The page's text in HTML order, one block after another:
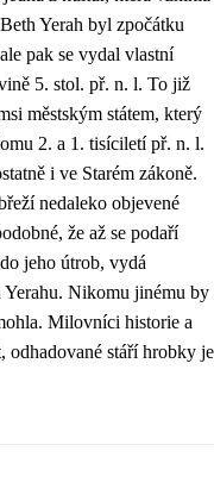
Yerah byl zpočátku
pak se vydal vlastní
5. stol. př. n. l. To již
městským státem, který
2. a 1. tisíciletí př. n. l.
i ve Starém zákoně.
nedaleko objevené
že až se podaří
jeho útrob, vydá
Yerahu. Nikomu jinému by
Milovníci historie a
odhadované stáří hrobky je